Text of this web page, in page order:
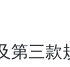
第三款